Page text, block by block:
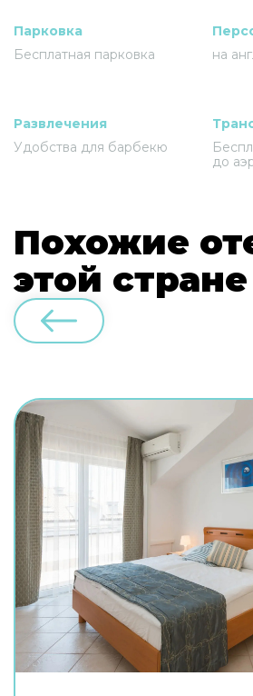
Парковка
Бесплатная парковка
на
Развлечения
Удобства для барбекю
до
Похожие
этой стране